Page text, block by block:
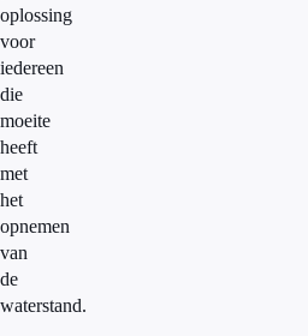
oplossing
voor
iedereen
die
moeite
heeft
met
het
opnemen
van
de
waterstand.